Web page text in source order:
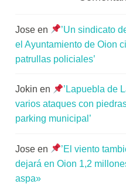
Jose en
’Un sindicato
el Ayuntamiento de Oion
patrullas policiales’
Jokin en
’Lapuebla de
varios ataques con
parking municipal’
Jose en
’El viento
dejará en Oion 1,2
aspa»